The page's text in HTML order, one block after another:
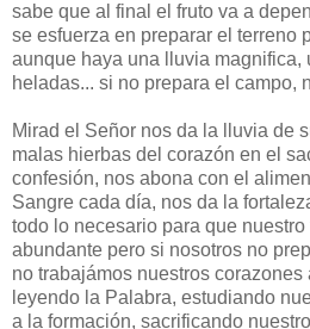
sabe que al final el fruto va a
se esfuerza en preparar el terreno
aunque haya una lluvia magnifica,
heladas... si no prepara el campo,
Mirad el Señor nos da la lluvia de
malas hierbas del corazón en el
confesión, nos abona con el
Sangre cada día, nos da la
todo lo necesario para que
abundante pero si nosotros no
no trabajámos nuestros
leyendo la Palabra, estudiando
a la formación, sacrificando